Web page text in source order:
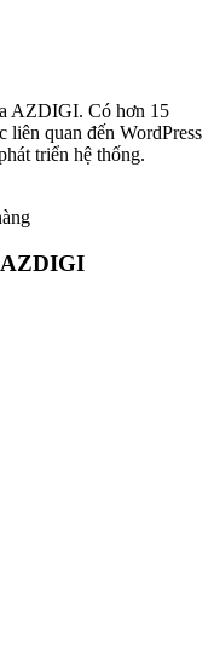
AZDIGI. Có hơn 15
liên quan đến WordPress
triển hệ thống.
AZDIGI